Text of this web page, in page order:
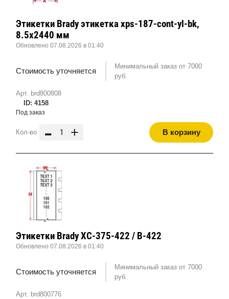
Арт. brd800808
ID: 4158
Этикетки Brady этикетка xps-187-cont-yl-bk,
8.5x2440 мм
Обновлено 07.08.2026 в 01:40
Стоимость уточняется
Минимальный заказ от 7000
руб.
Под заказ
Кол-во - + В корзину
Арт. brd800776
Этикетки Brady XC-375-422 / B-422
Обновлено 07.08.2026 в 01:40
Стоимость уточняется
Минимальный заказ от 7000
руб.